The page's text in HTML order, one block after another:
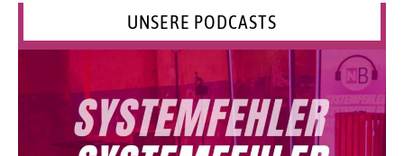
UNSERE PODCASTS